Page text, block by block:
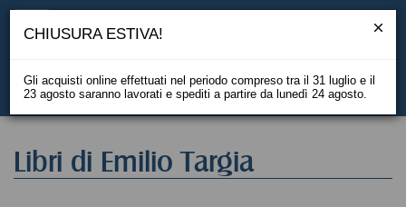
EN
Libri di Emilio Targia
CHIUSURA ESTIVA!
Gli acquisti online effettuati nel periodo compreso tra il 31 luglio e il
23 agosto saranno lavorati e spediti a partire da lunedì 24 agosto.